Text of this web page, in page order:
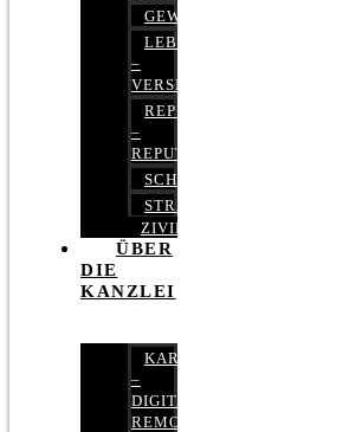
GEWERBERECHT
LEBENSVERSICHERUNG
–
VERSICHERUNGSRECHT
REPUTATIONSRECHT
–
REPUTATIONSMANAGEMENT
SCHUFARECHT
STRAFRECHT
ZIVILRECHT
ÜBER
DIE
KANZLEI
KARRIERE
–
DIGITAL,
REMOTE,